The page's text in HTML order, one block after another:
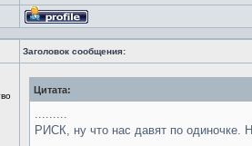
Профиль
Заголовок сообщения:
Цитата:
РИСК, ну что нас давят по одиночке.